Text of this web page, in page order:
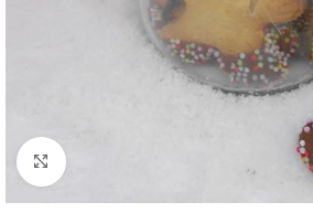
Klik om te vergroten